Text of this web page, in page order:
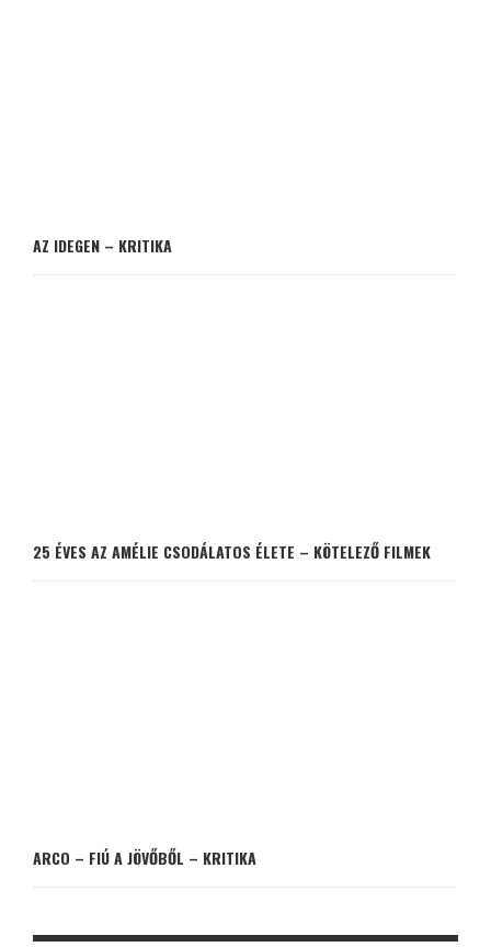
AZ IDEGEN – KRITIKA
25 ÉVES AZ AMÉLIE CSODÁLATOS ÉLETE – KÖTELEZŐ FILMEK
ARCO – FIÚ A JÖVŐBŐL – KRITIKA